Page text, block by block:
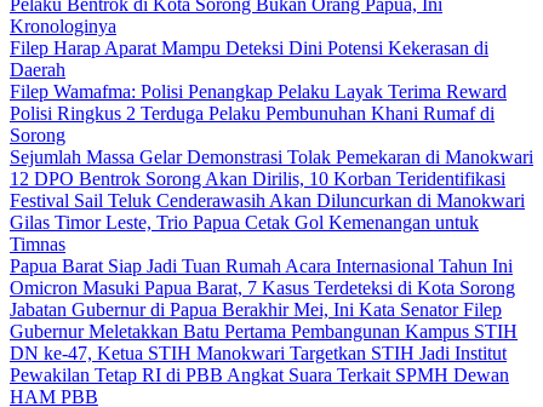
Pelaku Bentrok di Kota Sorong Bukan Orang Papua, Ini
Kronologinya
Filep Harap Aparat Mampu Deteksi Dini Potensi Kekerasan di
Daerah
Filep Wamafma: Polisi Penangkap Pelaku Layak Terima Reward
Polisi Ringkus 2 Terduga Pelaku Pembunuhan Khani Rumaf di
Sorong
Sejumlah Massa Gelar Demonstrasi Tolak Pemekaran di Manokwari
12 DPO Bentrok Sorong Akan Dirilis, 10 Korban Teridentifikasi
Festival Sail Teluk Cenderawasih Akan Diluncurkan di Manokwari
Gilas Timor Leste, Trio Papua Cetak Gol Kemenangan untuk
Timnas
Papua Barat Siap Jadi Tuan Rumah Acara Internasional Tahun Ini
Omicron Masuki Papua Barat, 7 Kasus Terdeteksi di Kota Sorong
Jabatan Gubernur di Papua Berakhir Mei, Ini Kata Senator Filep
Gubernur Meletakkan Batu Pertama Pembangunan Kampus STIH
DN ke-47, Ketua STIH Manokwari Targetkan STIH Jadi Institut
Pewakilan Tetap RI di PBB Angkat Suara Terkait SPMH Dewan
HAM PBB